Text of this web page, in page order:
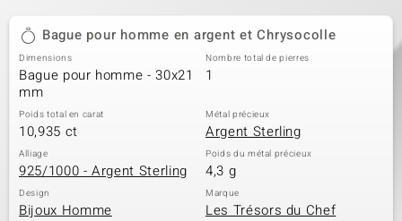
Bague pour homme en argent et Chrysocolle
Dimensions
Bague pour homme - 30x21
mm
Nombre total de pierres
1
Poids total en carat
10,935 ct
Métal précieux
Argent Sterling
Alliage
925/1000 - Argent Sterling
Poids du métal précieux
4,3 g
Design
Bijoux Homme
Marque
Les Trésors du Chef